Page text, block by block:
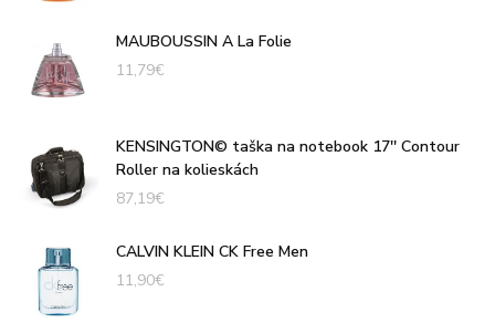
MAUBOUSSIN A La Folie
11,79€
KENSINGTON© taška na notebook 17'' Contour
Roller na kolieskách
87,19€
CALVIN KLEIN CK Free Men
11,90€